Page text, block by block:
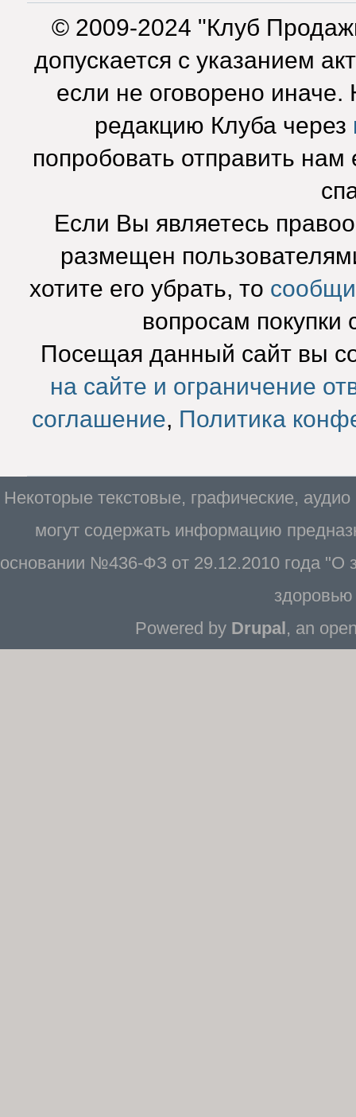
© 2009-2024 "Клуб
допускается с указанием
если не оговорено
редакцию Клуба через
попробовать отправить нам
Если Вы являетесь
размещен
хотите его убрать, то
вопросам покупки
Посещая данный сайт вы
на сайте и ограничение
соглашение, Политика
Некоторые текстовые, графические,
могут содержать информацию
основании №436-ФЗ от 29.12.2010 года "О
Powered by Drupal, an